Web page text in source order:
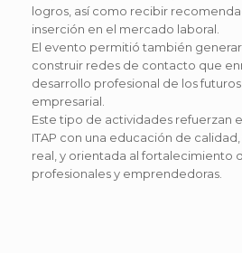
logros, así como recibir
inserción en el mercado laboral.
El evento permitió también
construir redes de contacto que
desarrollo profesional de los
empresarial.
Este tipo de actividades refuerzan
ITAP con una educación de
real, y orientada al fortalecimiento
profesionales y emprendedoras.